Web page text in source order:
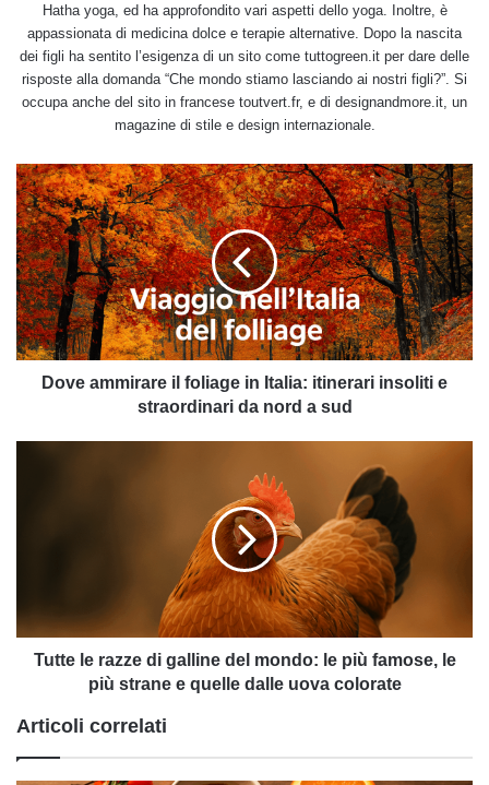
Hatha yoga, ed ha approfondito vari aspetti dello yoga. Inoltre, è
appassionata di medicina dolce e terapie alternative. Dopo la nascita
dei figli ha sentito l’esigenza di un sito come tuttogreen.it per dare delle
risposte alla domanda “Che mondo stiamo lasciando ai nostri figli?”. Si
occupa anche del sito in francese toutvert.fr, e di designandmore.it, un
magazine di stile e design internazionale.
Dove
ammirare
il
foliage
in
Italia:
itinerari
insoliti
e
straordinari
Dove ammirare il foliage in Italia: itinerari insoliti e
straordinari da nord a sud
più
famose,
strane
Tutte le razze di galline del mondo: le più famose, le
più strane e quelle dalle uova colorate
Articoli correlati